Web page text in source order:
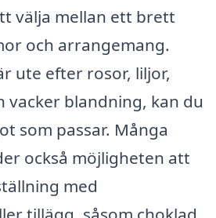
välja mellan ett brett
och arrangemang.
ute efter rosor, liljor,
vacker blandning, kan du
som passar. Många
också möjligheten att
med